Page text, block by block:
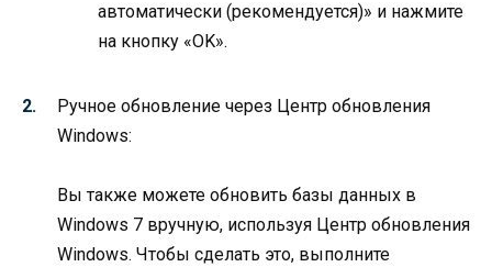
автоматически (рекомендуется)» и нажмите
на кнопку «OK».
Ручное обновление через Центр обновления
Windows:
Вы также можете обновить базы данных в
Windows 7 вручную, используя Центр обновления
Windows. Чтобы сделать это, выполните